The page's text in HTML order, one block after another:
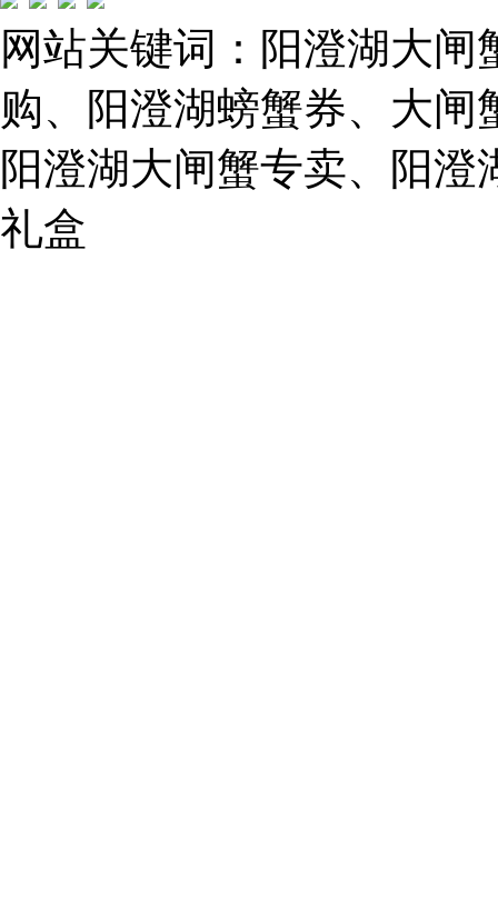
Tel:
021-
62243579
E-
mail:
859749344@qq.com
1019225591
网站关键词：阳澄湖大
购、阳澄湖螃蟹券、大
阳澄湖大闸蟹专卖、阳
礼盒